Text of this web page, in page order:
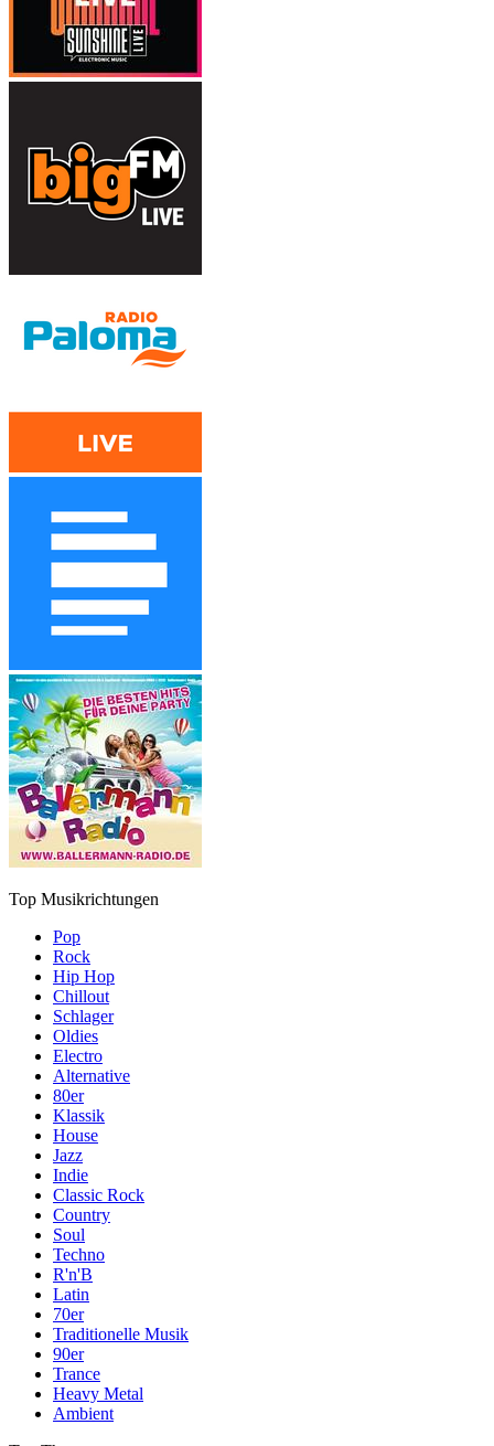
Top Musikrichtungen
Pop
Rock
Hip Hop
Chillout
Schlager
Oldies
Electro
Alternative
80er
Klassik
House
Jazz
Indie
Classic Rock
Country
Soul
Techno
R'n'B
Latin
70er
Traditionelle Musik
90er
Trance
Heavy Metal
Ambient